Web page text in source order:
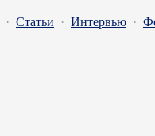
· Статьи · Интервью ·